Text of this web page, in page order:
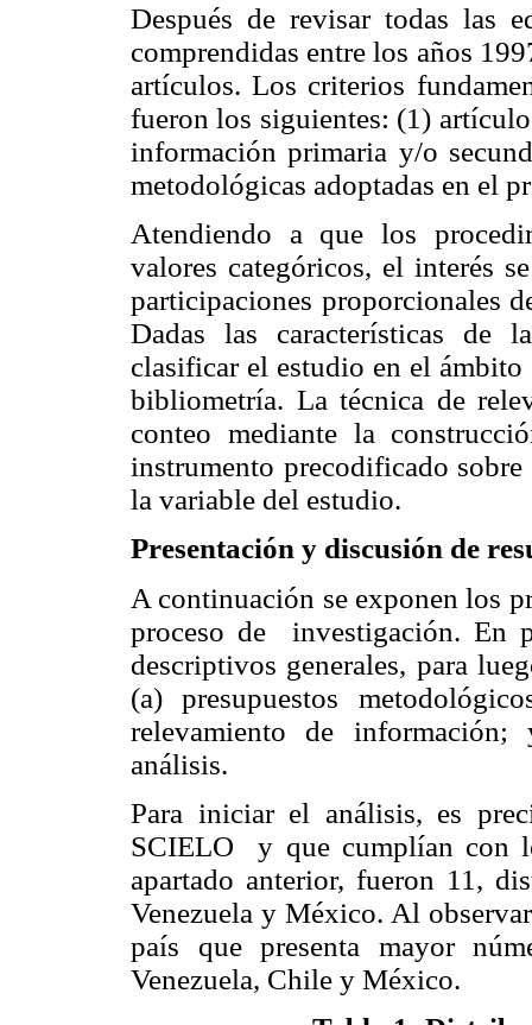
Después de revisar todas las
comprendidas entre los años
artículos. Los criterios
fueron los siguientes: (1)
información primaria y/o
metodológicas adoptadas en el
Atendiendo a que los
valores categóricos, el interés
participaciones proporcionales
Dadas las características de
clasificar el estudio en el
bibliometría. La técnica de
conteo mediante la
instrumento precodificado
la variable del estudio.
Presentación y discusión de
A continuación se exponen los
proceso de investigación. En
descriptivos generales, para
(a) presupuestos
relevamiento de
análisis.
Para iniciar el análisis, es
SCIELO y que cumplían con
apartado anterior, fueron 11,
Venezuela y México. Al
país que presenta mayor
Venezuela, Chile y México.